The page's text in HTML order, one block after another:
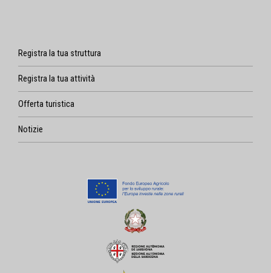
Registra la tua struttura
Registra la tua attività
Offerta turistica
Notizie